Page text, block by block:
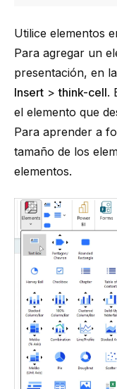
Utilice elementos
Para agregar un
presentación, en
Insert >think-cell.
el elemento que
Para aprender a
tamaño de los
elementos.